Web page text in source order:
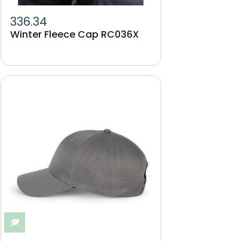
336.34
Winter Fleece Cap RC036X
Image
Eco-responsable